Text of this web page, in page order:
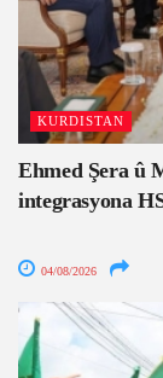
KURDISTAN
Ehmed Şera û
integrasyona
04/08/2026